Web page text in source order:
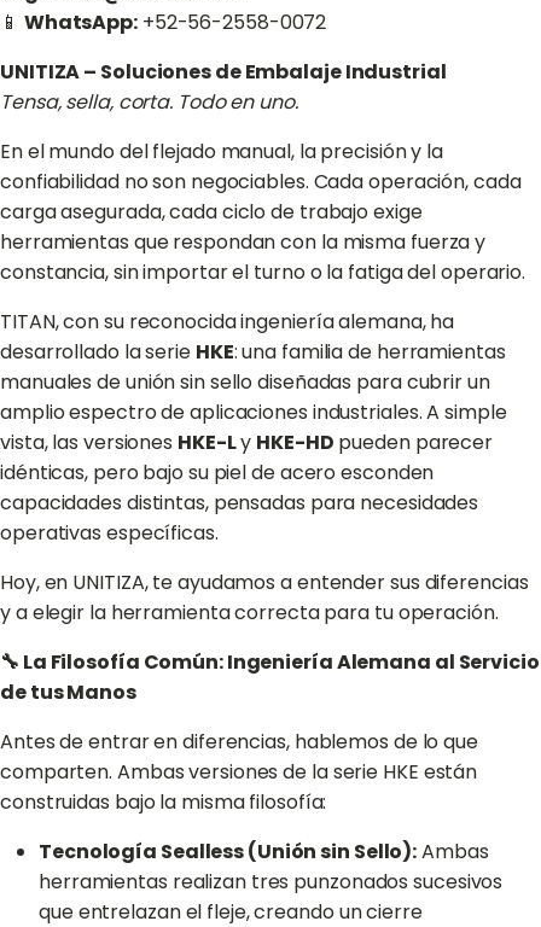
📱 WhatsApp:+52-56-2558-0072
UNITIZA – Soluciones de Embalaje Industrial
Tensa, sella, corta. Todo en uno.
En el mundo del flejado manual, la precisión y la
confiabilidad no son negociables. Cada operación, cada
carga asegurada, cada ciclo de trabajo exige
herramientas que respondan con la misma fuerza y
constancia, sin importar el turno o la fatiga del operario.
TITAN, con su reconocida ingeniería alemana, ha
desarrollado la serie HKE: una familia de herramientas
manuales de unión sin sello diseñadas para cubrir un
amplio espectro de aplicaciones industriales. A simple
vista, las versiones HKE-Ly HKE-HD pueden parecer
idénticas, pero bajo su piel de acero esconden
capacidades distintas, pensadas para necesidades
operativas específicas.
Hoy, en UNITIZA, te ayudamos a entender sus diferencias
y a elegir la herramienta correcta para tu operación.
🔧 La Filosofía Común: Ingeniería Alemana al Servicio
de tus Manos
Antes de entrar en diferencias, hablemos de lo que
comparten. Ambas versiones de la serie HKE están
construidas bajo la misma filosofía:
Tecnología Sealless (Unión sin Sello):Ambas
herramientas realizan tres punzonados sucesivos
que entrelazan el fleje, creando un cierre